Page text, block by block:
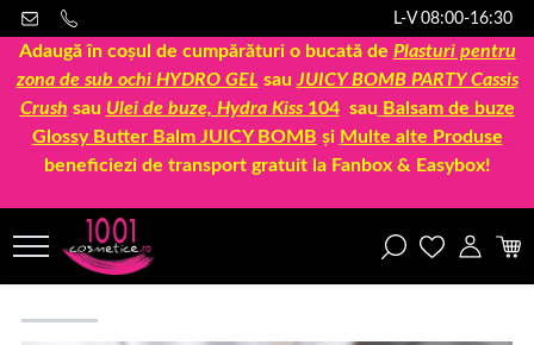
L-V 08:00-16:30
Adaugă în coșul de cumpărături o bucată de Plasturi pentru
zona de sub ochi HYDRO GEL sau JUICY BOMB PARTY Cassis
Crush sau Ulei de buze, Hydra Kiss 104sau Balsam de buze
Glossy Butter Balm JUICY BOMB și Multe alte Produse
beneficiezi de transport gratuit la Fanbox & Easybox!